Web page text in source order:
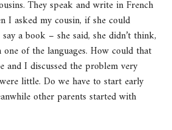
They speak and write in French
I asked my cousin, if she could
a book – she said, she didn’t think,
of the languages. How could that
and I discussed the problem very
little. Do we have to start early
other parents started with